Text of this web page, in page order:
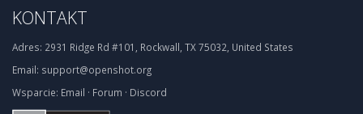
KONTAKT
Adres: 2931 Ridge Rd #101, Rockwall, TX 75032, United States
Email: support@openshot.org
Wsparcie: Email · Forum · Discord